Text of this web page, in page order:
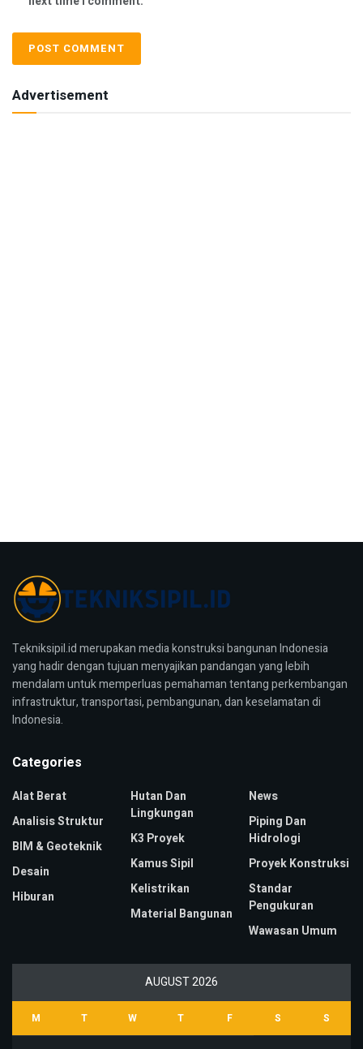
Advertisement
Tekniksipil.id merupakan media konstruksi bangunan Indonesia
yang hadir dengan tujuan menyajikan pandangan yang lebih
mendalam untuk memperluas pemahaman tentang perkembangan
infrastruktur, transportasi, pembangunan, dan keselamatan di
Indonesia.
Categories
Alat Berat
Analisis Struktur
BIM & Geoteknik
Desain
Hiburan
Hutan Dan
Lingkungan
K3 Proyek
Kamus Sipil
Kelistrikan
Material Bangunan
News
Piping Dan
Hidrologi
Proyek Konstruksi
Standar
Pengukuran
Wawasan Umum
AUGUST 2026
M T W T F S S